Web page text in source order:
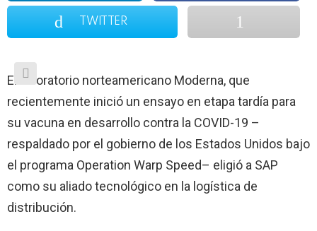
TWITTER
El laboratorio norteamericano Moderna, que
recientemente inició un ensayo en etapa tardía para
su vacuna en desarrollo contra la COVID-19 –
respaldado por el gobierno de los Estados Unidos bajo
el programa Operation Warp Speed– eligió a SAP
como su aliado tecnológico en la logística de
distribución.